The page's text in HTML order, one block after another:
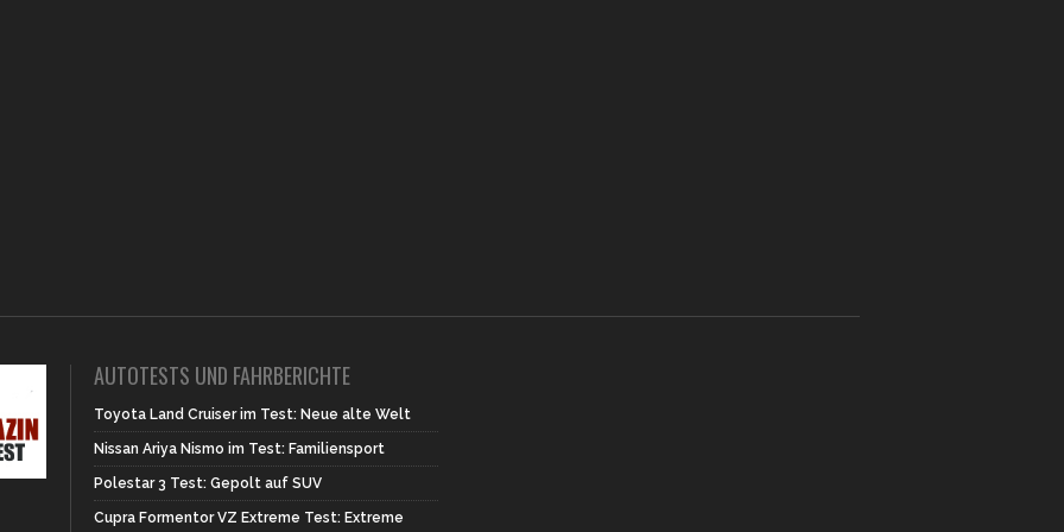
AUTOTESTS UND FAHRBERICHTE
Toyota Land Cruiser im Test: Neue alte Welt
Nissan Ariya Nismo im Test: Familiensport
Polestar 3 Test: Gepolt auf SUV
Cupra Formentor VZ Extreme Test: Extreme